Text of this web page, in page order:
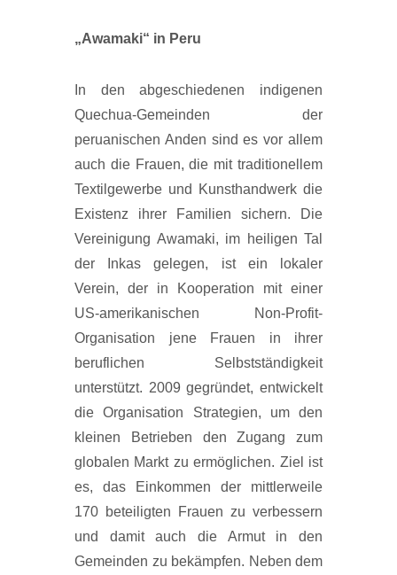
„Awamaki“ in Peru
In den abgeschiedenen indigenen
Quechua-Gemeinden der
peruanischen Anden sind es vor allem
auch die Frauen, die mit traditionellem
Textilgewerbe und Kunsthandwerk die
Existenz ihrer Familien sichern. Die
Vereinigung Awamaki, im heiligen Tal
der Inkas gelegen, ist ein lokaler
Verein, der in Kooperation mit einer
US-amerikanischen Non-Profit-
Organisation jene Frauen in ihrer
beruflichen Selbstständigkeit
unterstützt. 2009 gegründet, entwickelt
die Organisation Strategien, um den
kleinen Betrieben den Zugang zum
globalen Markt zu ermöglichen. Ziel ist
es, das Einkommen der mittlerweile
170 beteiligten Frauen zu verbessern
und damit auch die Armut in den
Gemeinden zu bekämpfen. Neben dem